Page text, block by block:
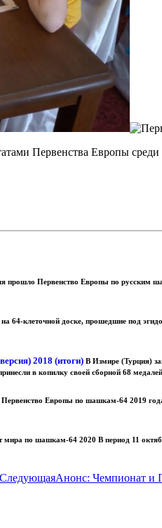
Первенства Европы
прошло Первенство Европы по русским
64-клеточной доске, прошедшие под
2018 (итоги) В Измире (Турция)
в копилку своей сборной 68
Европы по шашкам-64 2019
по шашкам-64 2020 В период 11
СледующаяАнонс: Чемпионат